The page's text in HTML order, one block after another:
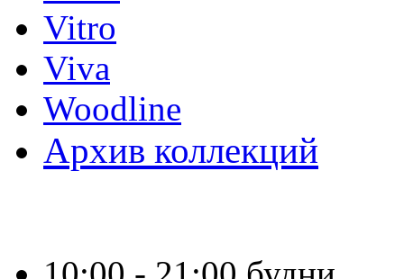
Vitro
Viva
Woodline
Архив коллекций